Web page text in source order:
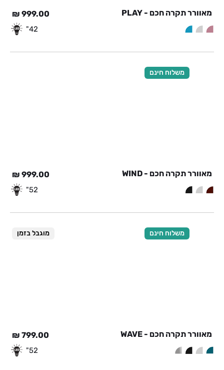
מאוורר תקרה חכם - PLAY 999.00
₪
42"
משלוח חינם
מאוורר תקרה חכם - WIND 999.00
₪
52"
משלוח חינם מוגבל בזמן
מאוורר תקרה חכם - WAVE 799.00
₪
52"